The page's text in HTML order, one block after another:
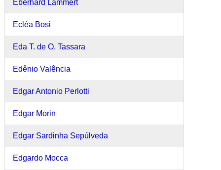
Eberhard Lammert
Ecléa Bosi
Eda T. de O. Tassara
Edênio Valência
Edgar Antonio Perlotti
Edgar Morin
Edgar Sardinha Sepúlveda
Edgardo Mocca